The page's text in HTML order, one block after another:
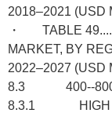
2018–2021 (USD
・ TABLE
MARKET, BY
2022–2027 (USD
8.3 400--
8.3.1 HIGH